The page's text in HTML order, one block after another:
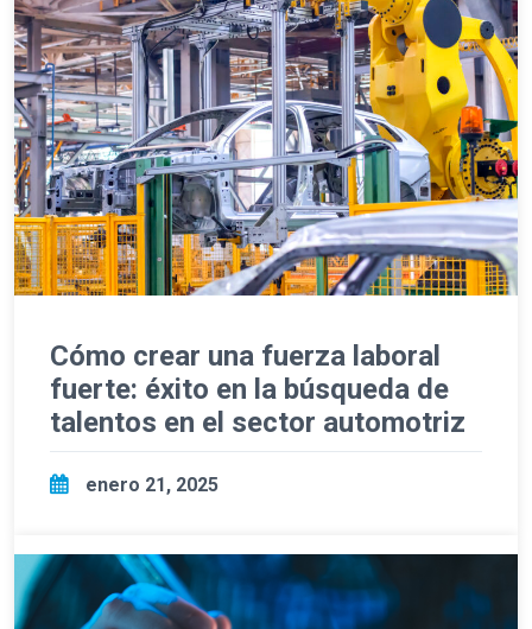
Cómo crear una fuerza laboral
fuerte: éxito en la búsqueda de
talentos en el sector automotriz
enero 21, 2025